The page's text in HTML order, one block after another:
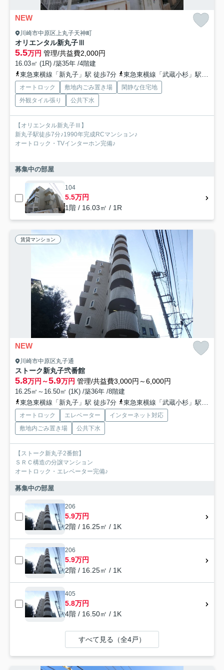
NEW
川崎市中原区上丸子天神町
オリエンタル新丸子Ⅲ
5.5万円 管理/共益費2,000円
16.03㎡ (1R) /築35年 /4階建
東急東横線「新丸子」駅 徒歩7分
東急東横線「武蔵小杉」駅 徒歩13分
オートロック 敷地内ごみ置き場
閑静な住宅地
外観タイル張り
公共下水
【オリエンタル新丸子Ⅲ】
新丸子駅徒歩7分♪1990年完成RCマンション♪
オートロック・TVインターホン完備♪
募集中の部屋
104
5.5万円
1階 / 16.03㎡ / 1R
賃貸マンション
NEW
川崎市中原区丸子通
ストーク新丸子弐番館
5.8万円～5.9万円 管理/共益費3,000円～6,000円
16.25㎡～16.50㎡ (1K) /築36年 /8階建
東急東横線「新丸子」駅 徒歩7分
東急東横線「武蔵小杉」駅 徒歩13分
オートロック エレベーター
インターネット対応
敷地内ごみ置き場
公共下水
【ストーク新丸子2番館】
ＳＲＣ構造の分譲マンション
オートロック・エレベーター完備♪
募集中の部屋
206
5.9万円
2階 / 16.25㎡ / 1K
206
5.9万円
2階 / 16.25㎡ / 1K
405
5.8万円
4階 / 16.50㎡ / 1K
すべて見る（全4戸）